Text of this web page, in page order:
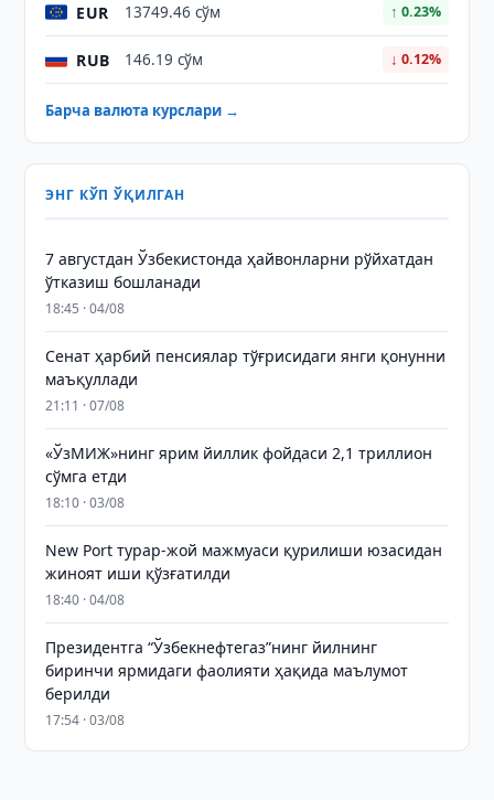
EUR 13749.46 сўм ↑ 0.23%
RUB 146.19 сўм ↓ 0.12%
Барча валюта курслари →
ЭНГ КЎП ЎҚИЛГАН
7 августдан Ўзбекистонда ҳайвонларни рўйхатдан
ўтказиш бошланади
18:45 · 04/08
Сенат ҳарбий пенсиялар тўғрисидаги янги қонунни
маъқуллади
21:11 · 07/08
«ЎзМИЖ»нинг ярим йиллик фойдаси 2,1 триллион
сўмга етди
18:10 · 03/08
New Port турар-жой мажмуаси қурилиши юзасидан
жиноят иши қўзғатилди
18:40 · 04/08
Президентга “Ўзбекнефтегаз”нинг йилнинг
биринчи ярмидаги фаолияти ҳақида маълумот
берилди
17:54 · 03/08